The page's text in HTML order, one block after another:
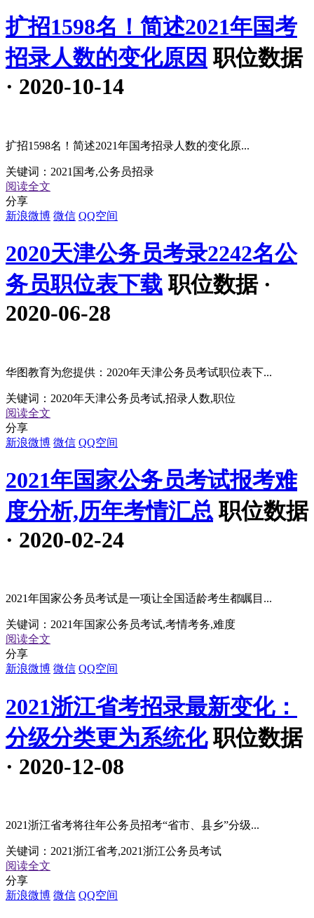
扩招1598名！简述2021年国考
招录人数的变化原因 职位数据
· 2020-10-14
扩招1598名！简述2021年国考招录人数的变化原...
关键词： 2021国考,公务员招录
阅读全文
分享
新浪微博 微信 QQ空间
2020天津公务员考录2242名公
务员职位表下载 职位数据 ·
2020-06-28
华图教育为您提供：2020年天津公务员考试职位表下...
关键词： 2020年天津公务员考试,招录人数,职位
阅读全文
分享
新浪微博 微信 QQ空间
2021年国家公务员考试报考难
度分析,历年考情汇总 职位数据
· 2020-02-24
2021年国家公务员考试是一项让全国适龄考生都瞩目...
关键词： 2021年国家公务员考试,考情考务,难度
阅读全文
分享
新浪微博 微信 QQ空间
2021浙江省考招录最新变化：
分级分类更为系统化 职位数据
· 2020-12-08
2021浙江省考将往年公务员招考“省市、县乡”分级...
关键词： 2021浙江省考,2021浙江公务员考试
阅读全文
分享
新浪微博 微信 QQ空间